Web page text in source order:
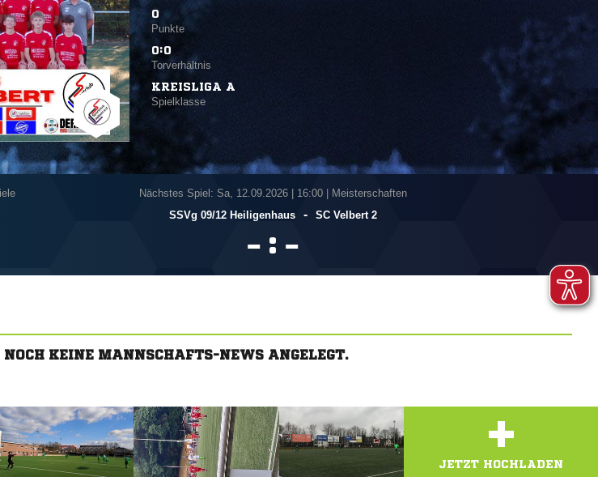
0
Punkte
0:0
Torverhältnis
KREISLIGA A
Spielklasse
Nächstes Spiel: Sa, 12.09.2026| 16:00 | Meisterschaften
SSVg 09/​12 Heiligenhaus
- SC Velbert 2
 : 
KEINE MANNSCHAFTS-NEWS ANGELEGT.
+
JETZT HOCHLADEN